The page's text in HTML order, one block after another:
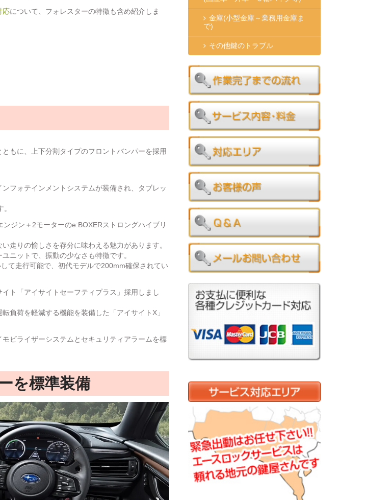
応について、フォレスターの特徴も含め紹介しま
もに、上下分割タイプのフロントバンパーを採用
フォテインメントシステムが装備され、タブレッ
ジン＋2モーターのe:BOXERストロングハイブリ
走りの愉しさを存分に味わえる魅力があります。
ニットで、振動の少なさも特徴です。
て走行可能で、初代モデルで200mm確保されてい
ト「アイサイトセーフティプラス」採用しまし
負荷を軽減する機能を装備した「アイサイトX」
ビライザーシステムとセキュリティアラームを標
を標準装備
金庫(小型金庫～業務用金庫ま
で)
その他鍵のトラブル